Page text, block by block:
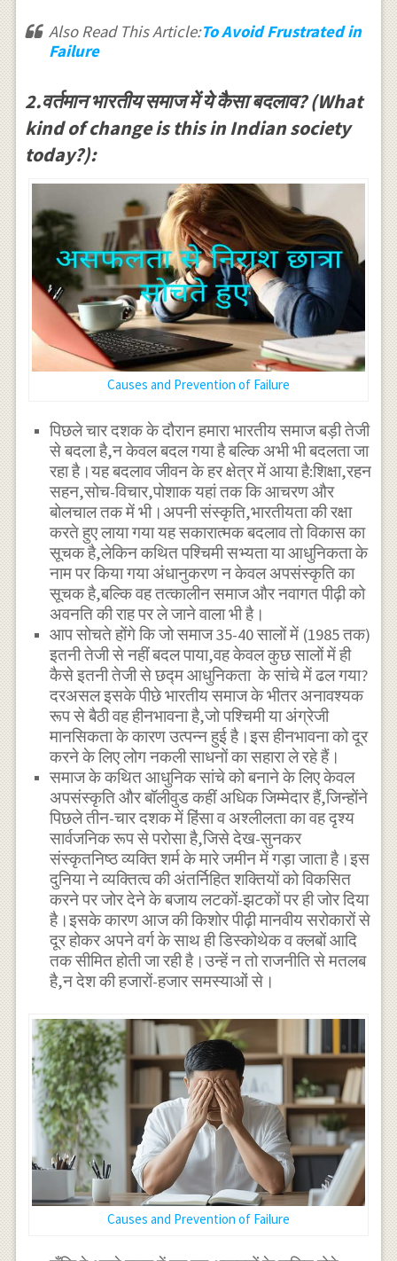
Also Read This Article:To Avoid Frustrated in
Failure
2.वर्तमान भारतीय समाज में ये कैसा बदलाव? (What
kind of change is this in Indian society
today?):
Causes and Prevention of Failure
पिछले चार दशक के दौरान हमारा भारतीय समाज बड़ी तेजी
से बदला है,न केवल बदल गया है बल्कि अभी भी बदलता जा
रहा है।यह बदलाव जीवन के हर क्षेत्र में आया है:शिक्षा,रहन
सहन,सोच-विचार,पोशाक यहां तक कि आचरण और
बोलचाल तक में भी।अपनी संस्कृति,भारतीयता की रक्षा
करते हुए लाया गया यह सकारात्मक बदलाव तो विकास का
सूचक है,लेकिन कथित पश्चिमी सभ्यता या आधुनिकता के
नाम पर किया गया अंधानुकरण न केवल अपसंस्कृति का
सूचक है,बल्कि वह तत्कालीन समाज और नवागत पीढ़ी को
अवनति की राह पर ले जाने वाला भी है।
आप सोचते होंगे कि जो समाज 35-40 सालों में (1985 तक)
इतनी तेजी से नहीं बदल पाया,वह केवल कुछ सालों में ही
कैसे इतनी तेजी से छद्म आधुनिकता के सांचे में ढल गया?
दरअसल इसके पीछे भारतीय समाज के भीतर अनावश्यक
रूप से बैठी वह हीनभावना है,जो पश्चिमी या अंग्रेजी
मानसिकता के कारण उत्पन्न हुई है।इस हीनभावना को दूर
करने के लिए लोग नकली साधनों का सहारा ले रहे हैं।
समाज के कथित आधुनिक सांचे को बनाने के लिए केवल
अपसंस्कृति और बॉलीवुड कहीं अधिक जिम्मेदार हैं,जिन्होंने
पिछले तीन-चार दशक में हिंसा व अश्लीलता का वह दृश्य
सार्वजनिक रूप से परोसा है,जिसे देख-सुनकर
संस्कृतनिष्ठ व्यक्ति शर्म के मारे जमीन में गड़ा जाता है।इस
दुनिया ने व्यक्तित्व की अंतर्निहित शक्तियों को विकसित
करने पर जोर देने के बजाय लटकों-झटकों पर ही जोर दिया
है।इसके कारण आज की किशोर पीढ़ी मानवीय सरोकारों से
दूर होकर अपने वर्ग के साथ ही डिस्कोथेक व क्लबों आदि
तक सीमित होती जा रही है।उन्हें न तो राजनीति से मतलब
है,न देश की हजारों-हजार समस्याओं से।
Causes and Prevention of Failure